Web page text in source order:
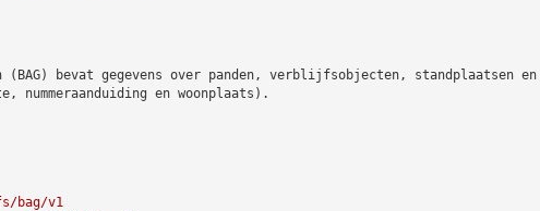
(BAG) bevat gegevens over panden, verblijfsobjecten, standplaatsen
nummeraanduiding en woonplaats).
bag/v1